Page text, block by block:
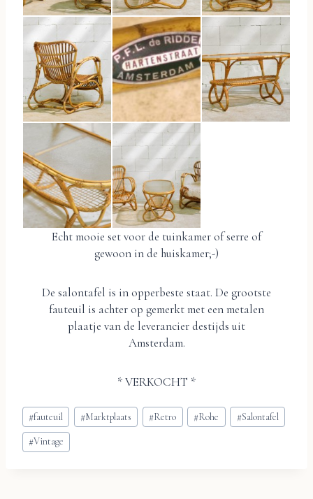
Echt mooie set voor de tuinkamer of serre of
gewoon in de huiskamer;-)
De salontafel is in opperbeste staat. De grootste
fauteuil is achter op gemerkt met een metalen
plaatje van de leverancier destijds uit
Amsterdam.
* VERKOCHT *
Bericht
tags:
#fauteuil #Marktplaats #Retro #Rohe #Salontafel
#Vintage